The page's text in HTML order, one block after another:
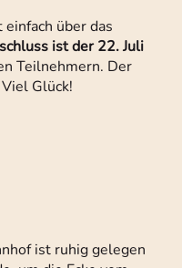
über das
ist der 22. Juli
Teilnehmern. Der
Glück!
ist ruhig gelegen